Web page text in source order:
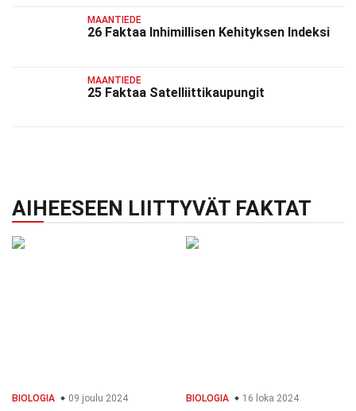
MAANTIEDE
26 Faktaa Inhimillisen Kehityksen Indeksi
MAANTIEDE
25 Faktaa Satelliittikaupungit
AIHEESEEN LIITTYVÄT FAKTAT
BIOLOGIA 09 joulu 2024 BIOLOGIA 16 loka 2024